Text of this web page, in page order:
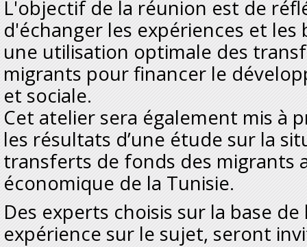
L'objectif de la réunion est de
d'échanger les expériences et
une utilisation optimale des
migrants pour financer le
et sociale.
Cet atelier sera également mis à
les résultats d’une étude sur la
transferts de fonds des migrants
économique de la Tunisie.
Des experts choisis sur la base
expérience sur le sujet, seront